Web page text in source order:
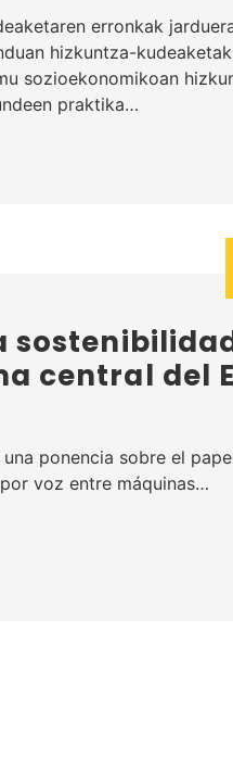
erronkak
hizkuntza-
sozioekonomikoan
praktika…
central del
ponencia sobre el
voz entre máquinas…